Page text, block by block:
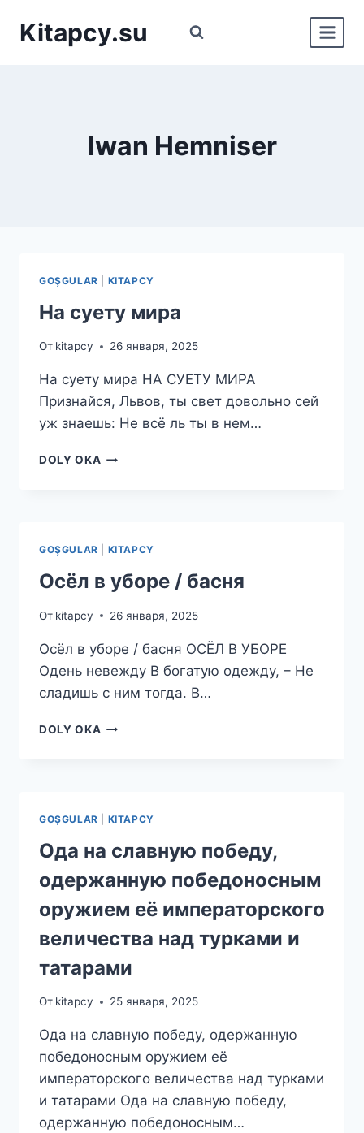
Kitapcy.su
Iwan Hemniser
GOŞGULAR KITAPCY
На суету мира
От kitapcy 26 января, 2025
На суету мира НА СУЕТУ МИРА
Признайся, Львов, ты свет довольно сей
уж знаешь: Не всё ль ты в нем…
DOLY OKA НА
GOŞGULAR KITAPCY
Осёл в уборе / басня
От kitapcy 26 января, 2025
Осёл в уборе / басня ОСЁЛ В УБОРЕ
Одень невежду В богатую одежду, – Не
сладишь с ним тогда. В…
DOLY OKA ОСЁЛ
GOŞGULAR KITAPCY
Ода на славную победу,
одержанную победоносным
оружием её императорского
величества над турками и
татарами
От kitapcy 25 января, 2025
Ода на славную победу, одержанную
победоносным оружием её
императорского величества над турками
и татарами Ода на славную победу,
одержанную победоносным…